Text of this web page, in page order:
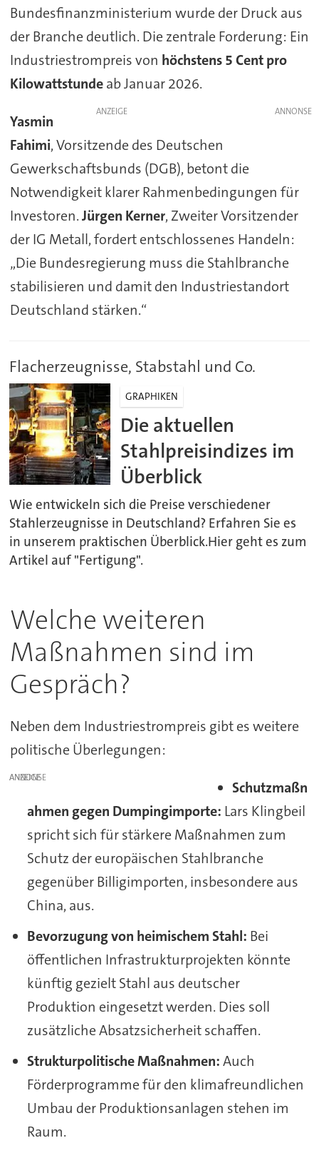
Bundesfinanzministerium wurde der Druck aus
der Branche deutlich. Die zentrale Forderung: Ein
Industriestrompreis von höchstens 5 Cent pro
Kilowattstundeab Januar 2026.
ANZEIGE
Yasmin
Fahimi, Vorsitzende des Deutschen
Gewerkschaftsbunds (DGB), betont die
Notwendigkeit klarer Rahmenbedingungen für
Investoren.Jürgen Kerner, Zweiter Vorsitzender
der IG Metall, fordert entschlossenes Handeln:
„Die Bundesregierung muss die Stahlbranche
stabilisieren und damit den Industriestandort
Deutschland stärken.“
Flacherzeugnisse, Stabstahl und Co.
GRAPHIKEN
Die aktuellen
Stahlpreisindizes im
Überblick
Wie entwickeln sich die Preise verschiedener
Stahlerzeugnisse in Deutschland? Erfahren Sie es
in unserem praktischen Überblick.Hier geht es zum
Artikel auf "Fertigung".
Welche weiteren
Maßnahmen sind im
Gespräch?
Neben dem Industriestrompreis gibt es weitere
politische Überlegungen:
ANZEIGE
Schutzmaßn
ahmen gegen Dumpingimporte: Lars Klingbeil
spricht sich für stärkere Maßnahmen zum
Schutz der europäischen Stahlbranche
gegenüber Billigimporten, insbesondere aus
China, aus.
Bevorzugung von heimischem Stahl: Bei
öffentlichen Infrastrukturprojekten könnte
künftig gezielt Stahl aus deutscher
Produktion eingesetzt werden. Dies soll
zusätzliche Absatzsicherheit schaffen.
Strukturpolitische Maßnahmen:Auch
Förderprogramme für den klimafreundlichen
Umbau der Produktionsanlagen stehen im
Raum.